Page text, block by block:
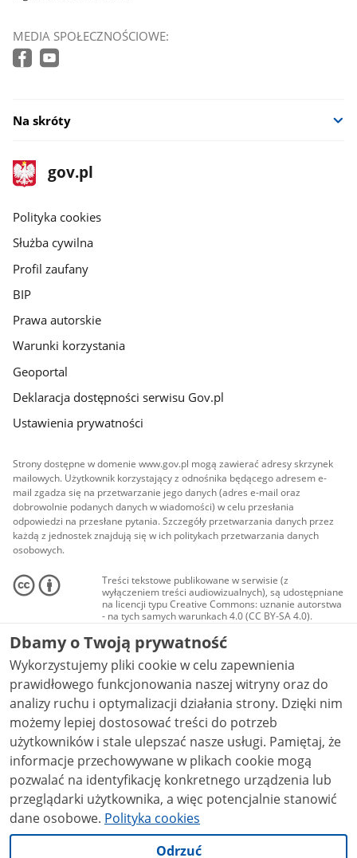
MEDIA SPOŁECZNOŚCIOWE:
Na skróty
stopka
gov.pl
Strona
gov.pl
gov.pl
Polityka cookies
Służba cywilna
Profil zaufany
BIP
Prawa autorskie
Warunki korzystania
Geoportal
Deklaracja dostępności serwisu Gov.pl
Ustawienia prywatności
Strony dostępne w domenie www.gov.pl mogą zawierać adresy skrzynek
mailowych. Użytkownik korzystający z odnośnika będącego adresem e-
mail zgadza się na przetwarzanie jego danych (adres e-mail oraz
dobrowolnie podanych danych w wiadomości) w celu przesłania
odpowiedzi na przesłane pytania. Szczegóły przetwarzania danych przez
każdą z jednostek znajdują się w ich politykach przetwarzania danych
osobowych.
Treści tekstowe publikowane w serwisie (z
wyłączeniem treści audiowizualnych), są udostępniane
na licencji typu Creative Commons: uznanie autorstwa
- na tych samych warunkach 4.0 (CC BY-SA 4.0).
Materiały audiowizualne, w tym zdjęcia, materiały
audio i wideo, są udostępniane na licencji typu
Creative Commons: uznanie autorstwa użycie
niekomercyjne - bez utworów zależnych 4.0 (CC BY-
NC-ND 4.0), o ile nie jest to stwierdzone inaczej.
Dbamy o Twoją prywatność
Wykorzystujemy pliki cookie w celu zapewnienia
prawidłowego funkcjonowania naszej witryny oraz do
analizy ruchu i optymalizacji działania strony. Dzięki nim
możemy lepiej dostosować treści do potrzeb
użytkowników i stale ulepszać nasze usługi. Pamiętaj, że
informacje przechowywane w plikach cookie mogą
pozwalać na identyfikację konkretnego urządzenia lub
przeglądarki użytkownika, a więc potencjalnie stanowić
dane osobowe. Polityka cookies
Odrzuć